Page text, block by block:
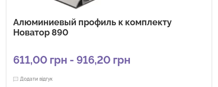
Алюминиевый профиль к комплекту
Новатор 890
611,00 грн - 916,20 грн
Додати відгук